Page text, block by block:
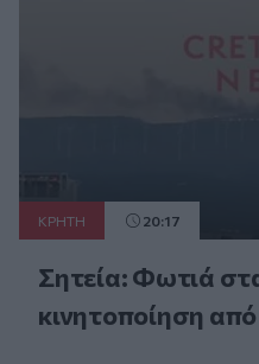
ΚΡΗΤΗ 20:17
Σητεία: Φωτιά
κινητοποίηση